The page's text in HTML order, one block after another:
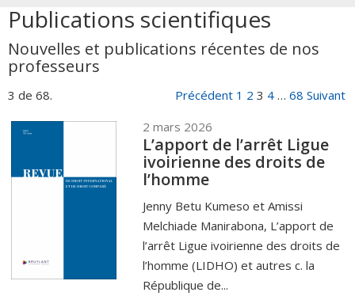
Publications scientifiques
Nouvelles et publications récentes de nos
professeurs
3 de 68. Précédent 1 2 3 4 … 68 Suivant
2 mars 2026
L’apport de l’arrêt Ligue
ivoirienne des droits de
l’homme
Jenny Betu Kumeso et Amissi
Melchiade Manirabona, L’apport de
l’arrêt Ligue ivoirienne des droits de
l’homme (LIDHO) et autres c. la
République de...